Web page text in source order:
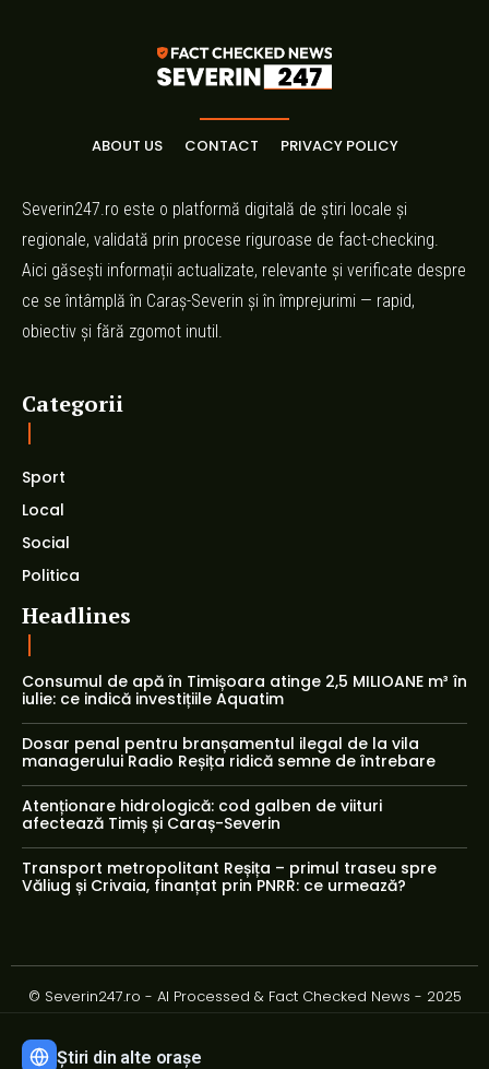
ABOUT US CONTACT PRIVACY POLICY
Severin247.ro este o platformă digitală de știri locale și
regionale, validată prin procese riguroase de fact-checking.
Aici găsești informații actualizate, relevante și verificate despre
ce se întâmplă în Caraș-Severin și în împrejurimi — rapid,
obiectiv și fără zgomot inutil.
Categorii
Sport
Local
Social
Politica
Headlines
Consumul de apă în Timișoara atinge 2,5 MILIOANE m³ în
iulie: ce indică investițiile Aquatim
Dosar penal pentru branșamentul ilegal de la vila
managerului Radio Reșița ridică semne de întrebare
Atenționare hidrologică: cod galben de viituri
afectează Timiș și Caraș-Severin
Transport metropolitant Reșița – primul traseu spre
Văliug și Crivaia, finanțat prin PNRR: ce urmează?
© Severin247.ro - AI Processed & Fact Checked News - 2025
Știri din alte orașe